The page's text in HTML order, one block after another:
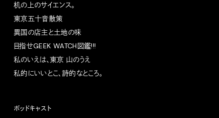
机の上のサイエンス。
東京五十音散策
異国の店主と土地の味
目指せGEEK WATCH図鑑!!!
私のいえは、東京 山のうえ
私的にいいとこ、詩的なところ。
ポッドキャスト